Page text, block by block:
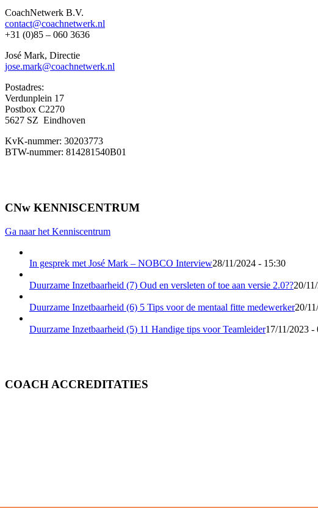
CoachNetwerk B.V.
contact@coachnetwerk.nl
+31 (0)85 – 060 3636
José Mark, Directie
jose.mark@coachnetwerk.nl
Postadres:
Verdunplein 17
Postbox C2270
5627 SZ Eindhoven
KvK-nummer: 30203773
BTW-nummer: 814281540B01
CNw KENNISCENTRUM
Ga naar het Kenniscentrum
In gesprek met José Mark – NOBCO Interview28/11/2024 - 15:30
Duurzame Inzetbaarheid (7) Oud en versleten of toe aan versie 2.0??20/
Duurzame Inzetbaarheid (6) 5 Tips voor de mentaal fitte medewerker20/
Duurzame Inzetbaarheid (5) 11 Handige tips voor Teamleider17/11/2023 -
COACH ACCREDITATIES